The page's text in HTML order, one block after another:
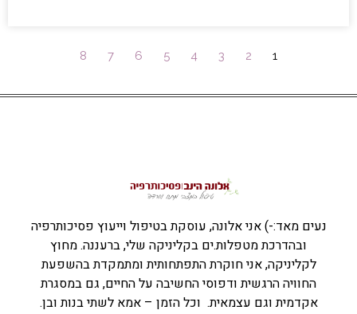
1
2
3
4
5
6
7
8
נעים מאד:-) אני אלונה, עוסקת בטיפול וייעוץ פסיכותרפיה
ובהדרכת מטפלות.ים בקליניקה שלי, ברעננה. מחוץ
לקליניקה, אני חוקרת התפתחותית ומתמקדת בהשפעת
החוויה הרגשית ודפוסי החשיבה על החיים, גם במסגרת
אקדמית וגם עצמאית. וכל הזמן – אמא לשתי בנות ובן.